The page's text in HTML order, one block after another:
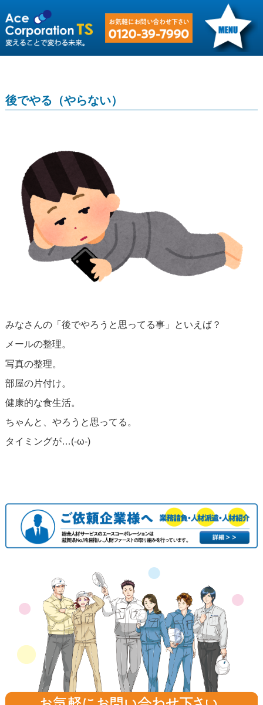
後でやる（やらない）
みなさんの「後でやろうと思ってる事」といえば？
メールの整理。
写真の整理。
部屋の片付け。
健康的な食生活。
ちゃんと、やろうと思ってる。
タイミングが…(-ω-)